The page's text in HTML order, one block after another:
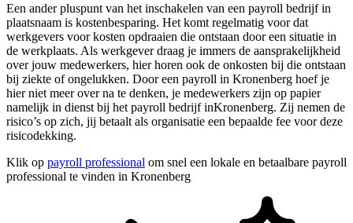
Een ander pluspunt van het inschakelen van een payroll bedrijf in
plaatsnaam is kostenbesparing. Het komt regelmatig voor dat
werkgevers voor kosten opdraaien die ontstaan door een situatie in
de werkplaats. Als werkgever draag je immers de aansprakelijkheid
over jouw medewerkers, hier horen ook de onkosten bij die ontstaan
bij ziekte of ongelukken. Door een payroll in Kronenberg hoef je
hier niet meer over na te denken, je medewerkers zijn op papier
namelijk in dienst bij het payroll bedrijf inKronenberg. Zij nemen de
risico’s op zich, jij betaalt als organisatie een bepaalde fee voor deze
risicodekking.
Klik op payroll professional om snel een lokale en betaalbare payroll
professional te vinden in Kronenberg